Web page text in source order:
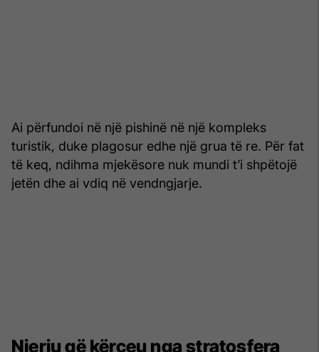
Ai përfundoi në një pishinë në një kompleks
turistik, duke plagosur edhe një grua të re. Për fat
të keq, ndihma mjekësore nuk mundi t’i shpëtojë
jetën dhe ai vdiq në vendngjarje.
Njeriu që kërceu nga stratosfera